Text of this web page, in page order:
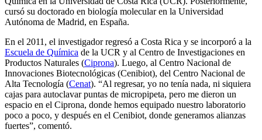
cursó su doctorado en biología molecular en la Universidad
Autónoma de Madrid, en España.
En el 2011, el investigador regresó a Costa Rica y se incorporó a la
Escuela de Química de la UCR y al Centro de Investigaciones en
Productos Naturales (Ciprona). Luego, al Centro Nacional de
Innovaciones Biotecnológicas (Cenibiot), del Centro Nacional de
Alta Tecnología (Cenat). “Al regresar, yo no tenía nada, ni siquiera
cajas para autoclavar puntas de micropipeta, pero me dieron un
espacio en el Ciprona, donde hemos equipado nuestro laboratorio
poco a poco, y después en el Cenibiot, donde generamos alianzas
fuertes”, comentó.